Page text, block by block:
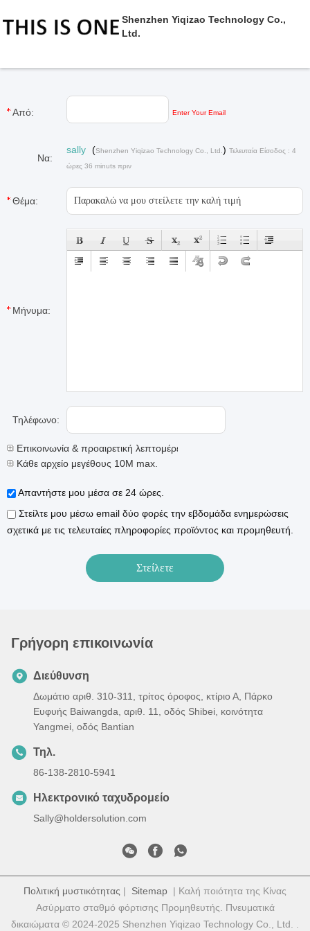
Shenzhen Yiqizao Technology Co.,
Ltd.
Από: Enter Your Email
Να:
sally (Shenzhen Yiqizao Technology Co., Ltd. ) Τελευταία Είσοδος : 4
ώρες 36 minuts πριν
Θέμα:
Μήνυμα:
Τηλέφωνο:
Επικοινωνία & προαιρετική λεπτομέρειες
Κάθε αρχείο μεγέθους 10M max.
Απαντήστε μου μέσα σε 24 ώρες.
Στείλτε μου μέσω email δύο φορές την εβδομάδα ενημερώσεις
σχετικά με τις τελευταίες πληροφορίες προϊόντος και προμηθευτή.
Γρήγορη επικοινωνία
Διεύθυνση
Δωμάτιο αριθ. 310-311, τρίτος όροφος, κτίριο Α, Πάρκο
Ευφυής Baiwangda, αριθ. 11, οδός Shibei, κοινότητα
Yangmei, οδός Bantian
Τηλ.
86-138-2810-5941
Ηλεκτρονικό ταχυδρομείο
Sally@holdersolution.com
Πολιτική μυστικότητας | Sitemap | Καλή ποιότητα της Κίνας
Ασύρματο σταθμό φόρτισης Προμηθευτής. Πνευματικά
δικαιώματα © 2024-2025 Shenzhen Yiqizao Technology Co., Ltd. .